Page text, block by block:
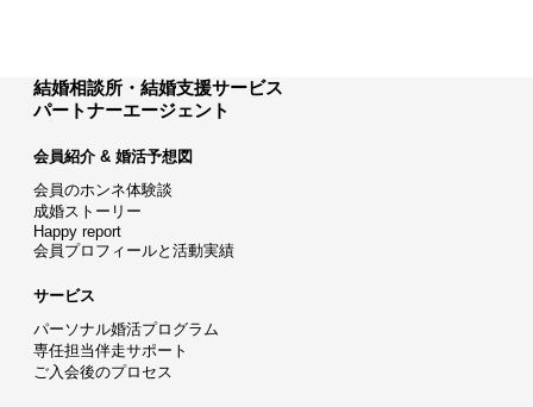
結婚相談所・結婚支援サービス
パートナーエージェント
会員紹介 & 婚活予想図
会員のホンネ体験談
成婚ストーリー
Happy report
会員プロフィールと活動実績
サービス
パーソナル婚活プログラム
専任担当伴走サポート
ご入会後のプロセス